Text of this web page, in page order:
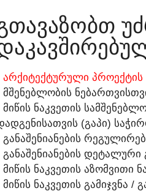
ᲐᲠᲥᲘᲢᲔᲥᲢᲣᲠᲣᲚᲘ ᲞᲠᲝᲔᲥᲢᲘᲡ
ᲛᲨᲔᲜᲔᲑᲚᲝᲑᲘᲡ
ᲛᲘᲬᲘᲡ ᲜᲐᲙᲕᲔᲗᲘᲡ
(ᲒᲐᲞᲘ)
ᲒᲐᲜᲐᲨᲔᲜᲘᲐᲜᲔᲑᲘᲡ
ᲒᲐᲜᲐᲨᲔᲜᲘᲐᲜᲔᲑᲘᲡ ᲓᲔᲢᲐᲚᲣᲠᲘ
ᲛᲘᲬᲘᲡ ᲜᲐᲙᲕᲔᲗᲘᲡ ᲐᲖᲝᲛᲕᲘᲗᲘ
ᲛᲘᲬᲘᲡ ᲜᲐᲙᲕᲔᲗᲘᲡ ᲒᲐᲛᲘᲯᲕᲜᲐ /